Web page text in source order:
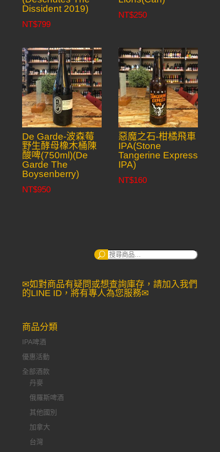
Dissident 2019)
NT$799
NT$250
De Garde-波森莓
野生酵母橡木桶陳
酸啤(750ml)(De
Garde The
Boysenberry)
NT$950
惡魔之石-柑橘飛車
IPA(Stone
Tangerine Express
IPA)
NT$160
搜
✉如對商品有疑問或想查詢庫存，請加入我們
的LINE ID，將有專人為您服務✉
商品分類
IPA啤酒
優惠活動
全部酒款
丹麥
俄羅斯啤酒
其他國別
加拿大
台灣